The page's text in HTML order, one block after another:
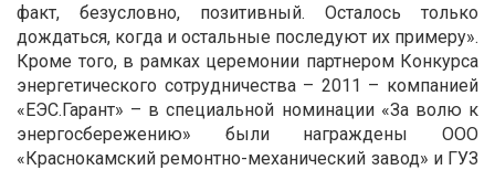
факт, безусловно, позитивный. Осталось только
дождаться, когда и остальные последуют их примеру».
Кроме того, в рамках церемонии партнером Конкурса
энергетического сотрудничества – 2011 – компанией
«ЕЭС.Гарант» – в специальной номинации «За волю к
энергосбережению» были награждены OOO
«Краснокамский ремонтно-механический завод» и ГУЗ